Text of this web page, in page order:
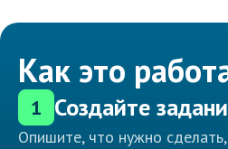
Как это
1 Создайте
Опишите, что нужно